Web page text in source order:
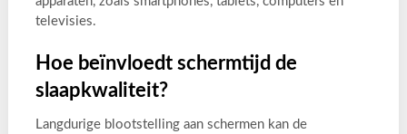
televisies.
Hoe beïnvloedt schermtijd de
slaapkwaliteit?
Langdurige blootstelling aan schermen kan de